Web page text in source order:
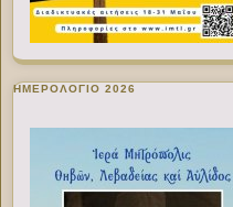
ΗΜΕΡΟΛΟΓΙΟ 2026